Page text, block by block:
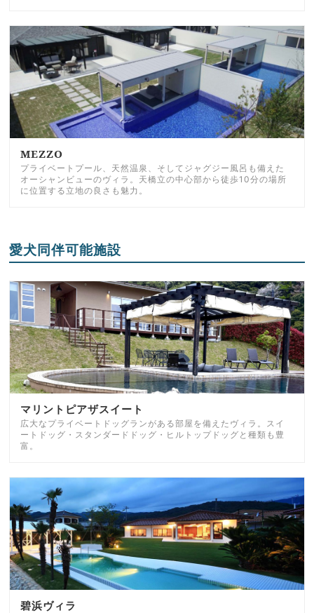
MEZZO
プライベートプール、天然温泉、そしてジャグジー風呂も備えた
オーシャンビューのヴィラ。天橋立の中心部から徒歩10分の場所
に位置する立地の良さも魅力。
愛犬同伴可能施設
マリントピアザスイート
広大なプライベートドッグランがある部屋を備えたヴィラ。スイ
ートドッグ・スタンダードドッグ・ヒルトップドッグと種類も豊
富。
碧浜ヴィラ